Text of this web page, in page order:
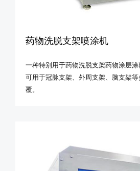
药物洗脱支架喷涂机
一种特别用于药物洗脱支架药物涂层涂
可用于冠脉支架、外周支架、脑支架
覆。